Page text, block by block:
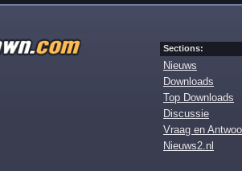
Sections:
Nieuws
Downloads
Top Downloads
Discussie
Vraag en
Nieuws2.nl